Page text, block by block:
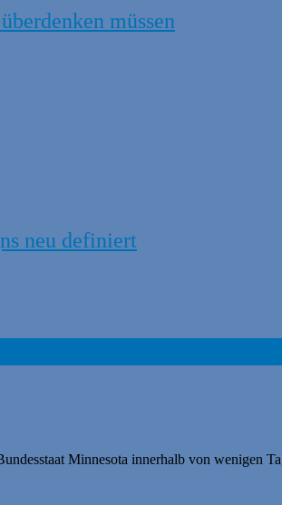
müssen
neu definiert
Minnesota innerhalb von wenigen